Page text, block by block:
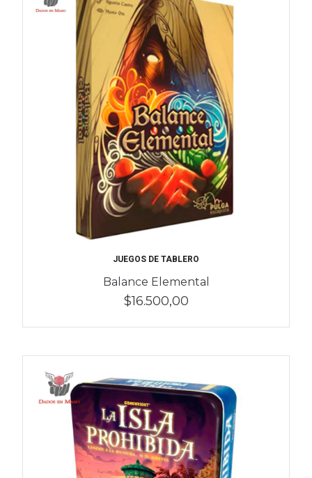
JUEGOS DE TABLERO
Balance Elemental
$16.500,00